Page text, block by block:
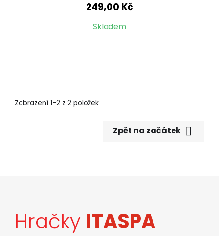
249,00 Kč
Skladem
Zobrazení 1-2 z 2 položek
Zpět na začátek 
Hračky ITASPA